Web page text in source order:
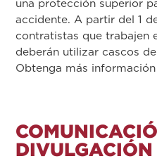
una protección superior
accidente. A partir del 1
contratistas que trabajen
deberán utilizar cascos
Obtenga más
DIVULGACIÓN